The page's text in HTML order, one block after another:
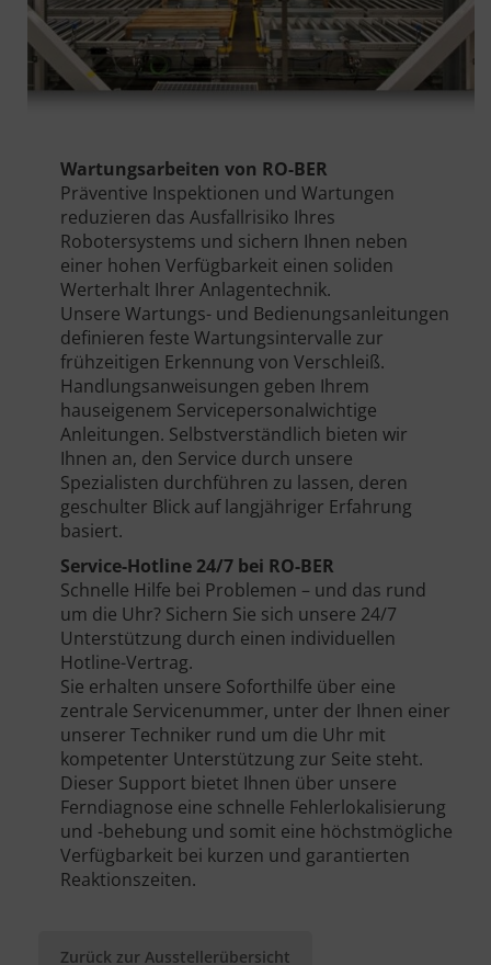
Wartungsarbeiten von RO-BER
Präventive Inspektionen und Wartungen
reduzieren das Ausfallrisiko Ihres
Robotersystems und sichern Ihnen neben
einer hohen Verfügbarkeit einen soliden
Werterhalt Ihrer Anlagentechnik.
Unsere Wartungs- und Bedienungsanleitungen
definieren feste Wartungsintervalle zur
frühzeitigen Erkennung von Verschleiß.
Handlungsanweisungen geben Ihrem
hauseigenem Servicepersonalwichtige
Anleitungen. Selbstverständlich bieten wir
Ihnen an, den Service durch unsere
Spezialisten durchführen zu lassen, deren
geschulter Blick auf langjähriger Erfahrung
basiert.
Service-Hotline 24/7 bei RO-BER
Schnelle Hilfe bei Problemen – und das rund
um die Uhr? Sichern Sie sich unsere 24/7
Unterstützung durch einen individuellen
Hotline-Vertrag.
Sie erhalten unsere Soforthilfe über eine
zentrale Servicenummer, unter der Ihnen einer
unserer Techniker rund um die Uhr mit
kompetenter Unterstützung zur Seite steht.
Dieser Support bietet Ihnen über unsere
Ferndiagnose eine schnelle Fehlerlokalisierung
und -behebung und somit eine höchstmögliche
Verfügbarkeit bei kurzen und garantierten
Reaktionszeiten.
Zurück zur Ausstellerübersicht